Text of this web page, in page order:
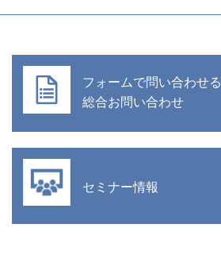
フォームで問い合わせる
総合お問い合わせ
セミナー情報